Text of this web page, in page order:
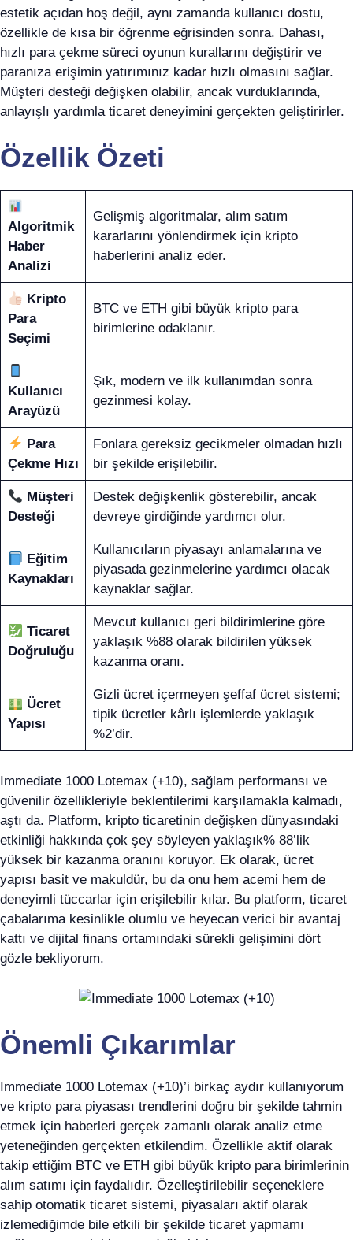
estetik açıdan hoş değil, aynı zamanda kullanıcı dostu,
özellikle de kısa bir öğrenme eğrisinden sonra. Dahası,
hızlı para çekme süreci oyunun kurallarını değiştirir ve
paranıza erişimin yatırımınız kadar hızlı olmasını sağlar.
Müşteri desteği değişken olabilir, ancak vurduklarında,
anlayışlı yardımla ticaret deneyimini gerçekten geliştirirler.
Özellik Özeti
Algoritmik
Haber
Analizi
Gelişmiş algoritmalar, alım satım
kararlarını yönlendirmek için kripto
haberlerini analiz eder.
Kripto
Para
Seçimi
BTC ve ETH gibi büyük kripto para
birimlerine odaklanır.
Kullanıcı
Arayüzü
Şık, modern ve ilk kullanımdan sonra
gezinmesi kolay.
Para
Çekme Hızı
Fonlara gereksiz gecikmeler olmadan hızlı
bir şekilde erişilebilir.
Müşteri
Desteği
Destek değişkenlik gösterebilir, ancak
devreye girdiğinde yardımcı olur.
Eğitim
Kaynakları
Kullanıcıların piyasayı anlamalarına ve
piyasada gezinmelerine yardımcı olacak
kaynaklar sağlar.
Ticaret
Doğruluğu
Mevcut kullanıcı geri bildirimlerine göre
yaklaşık %88 olarak bildirilen yüksek
kazanma oranı.
Ücret
Yapısı
Gizli ücret içermeyen şeffaf ücret sistemi;
tipik ücretler kârlı işlemlerde yaklaşık
%2’dir.
Immediate 1000 Lotemax (+10), sağlam performansı ve
güvenilir özellikleriyle beklentilerimi karşılamakla kalmadı,
aştı da. Platform, kripto ticaretinin değişken dünyasındaki
etkinliği hakkında çok şey söyleyen yaklaşık% 88’lik
yüksek bir kazanma oranını koruyor. Ek olarak, ücret
yapısı basit ve makuldür, bu da onu hem acemi hem de
deneyimli tüccarlar için erişilebilir kılar. Bu platform, ticaret
çabalarıma kesinlikle olumlu ve heyecan verici bir avantaj
kattı ve dijital finans ortamındaki sürekli gelişimini dört
gözle bekliyorum.
Önemli Çıkarımlar
Immediate 1000 Lotemax (+10)’i birkaç aydır kullanıyorum
ve kripto para piyasası trendlerini doğru bir şekilde tahmin
etmek için haberleri gerçek zamanlı olarak analiz etme
yeteneğinden gerçekten etkilendim. Özellikle aktif olarak
takip ettiğim BTC ve ETH gibi büyük kripto para birimlerinin
alım satımı için faydalıdır. Özelleştirilebilir seçeneklere
sahip otomatik ticaret sistemi, piyasaları aktif olarak
izlemediğimde bile etkili bir şekilde ticaret yapmamı